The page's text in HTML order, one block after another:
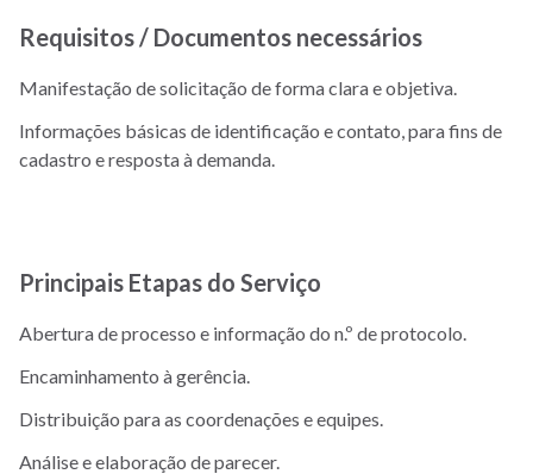
Requisitos / Documentos necessários
Manifestação de solicitação de forma clara e objetiva.
Informações básicas de identificação e contato, para fins de
cadastro e resposta à demanda.
Principais Etapas do Serviço
Abertura de processo e informação do n.º de protocolo.
Encaminhamento à gerência.
Distribuição para as coordenações e equipes.
Análise e elaboração de parecer.